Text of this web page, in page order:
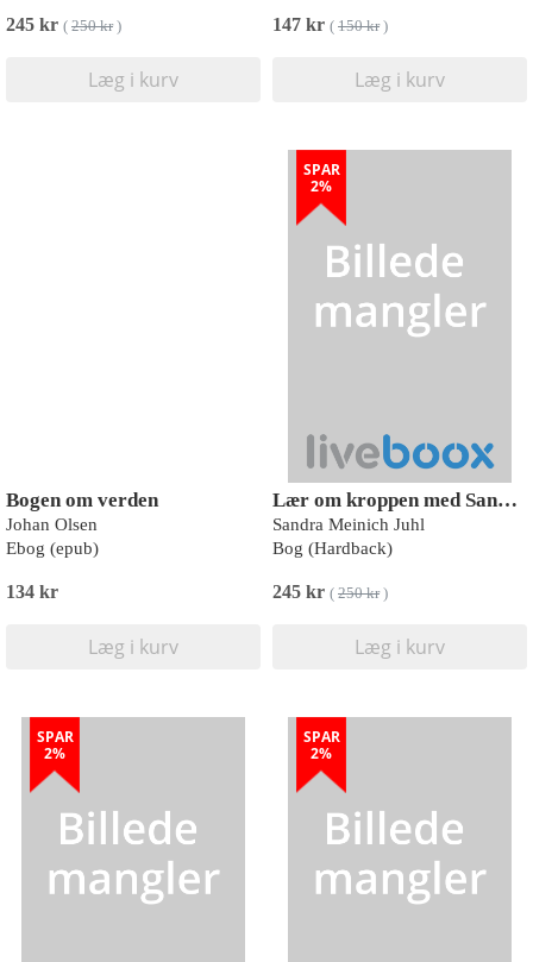
245 kr ( 250 kr)
Læg i kurv
147 kr ( 150 kr)
Læg i kurv
Bogen om verden
Johan Olsen
Ebog (epub)
134 kr
Læg i kurv
SPAR
2%
Lær om kroppen med Sandra
Sandra Meinich Juhl
Bog (Hardback)
245 kr ( 250 kr)
Læg i kurv
SPAR
2%
SPAR
2%